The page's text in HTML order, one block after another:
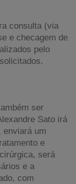
consulta (via
e checagem de
pelo
ser
Sato irá
enviará um
e
será
e a
com